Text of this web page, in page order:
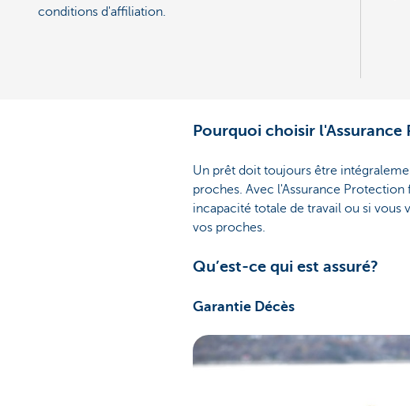
conditions d'affiliation.
Pourquoi choisir
Un prêt doit toujours être
proches. Avec l'Assurance
incapacité totale de travail ou si vous
vos proches.
Qu’est-ce qui est assuré?
Garantie Décès